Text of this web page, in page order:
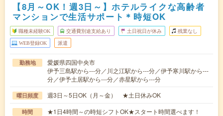
【8月～OK！週3日～】ホテルライクな高齢者
マンションで生活サポート＊時短OK
職種未経験OK 交通費別途支給あり 土日祝日が休み 残業なし
WEB登録OK 派遣
勤務地
愛媛県四国中央市
伊予三島駅から---分／川之江駅から---分／伊予寒川駅から---
分／伊予土居駅から---分／赤星駅から---分
曜日頻度 週3日～5日OK（月～金） ★土日休みOK
時間
★1日4時間～の時短シフトOK★スタート時間選べます！